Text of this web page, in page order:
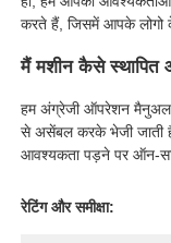
करते हैं, जिसमें आपके लोगो
मैं मशीन कैसे
हम अंग्रेजी ऑपरेशन मैनुअल
से असेंबल करके भेजी जाती
आवश्यकता पड़ने पर ऑन-
रेटिंग और समीक्षा: